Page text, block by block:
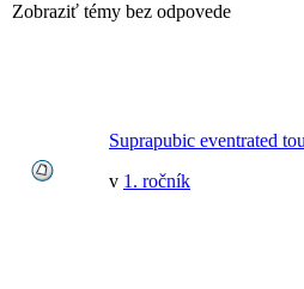
Zobraziť témy bez odpovede
Suprapubic eventrated
v 1. ročník